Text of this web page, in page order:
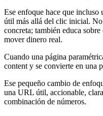
Ese enfoque hace que
útil más allá del clic inicial. No
concreta; también educa
mover dinero real.
Cuando una página
content y se convierte en una
Ese pequeño cambio de
una URL útil, accionable,
combinación de números.